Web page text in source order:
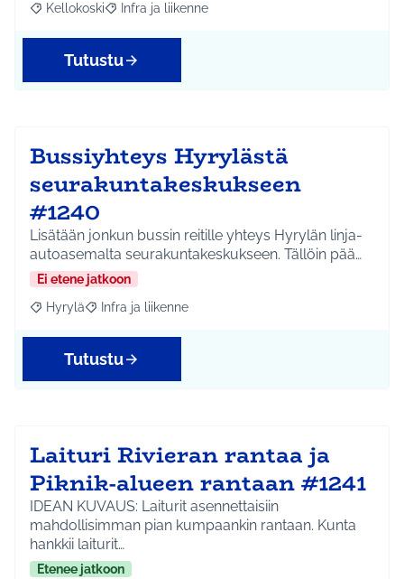
Rajaa tulokset aihepiirin mukaan: Kellokoski
Kellokoski Rajaa tulokset teeman mukaan: Infra ja liikenne
Infra ja liikenne
Tutustu
Bussiyhteys Hyrylästä
seurakuntakeskukseen
#1240
Lisätään jonkun bussin reitille yhteys Hyrylän linja-
autoasemalta seurakuntakeskukseen. Tällöin pää…
Ei etene jatkoon
Rajaa tulokset aihepiirin mukaan: Hyrylä
Hyrylä Rajaa tulokset teeman mukaan: Infra ja liikenne
Infra ja liikenne
Tutustu
Laituri Rivieran rantaa ja
Piknik-alueen rantaan #1241
IDEAN KUVAUS: Laiturit asennettaisiin
mahdollisimman pian kumpaankin rantaan. Kunta
hankkii laiturit…
Etenee jatkoon